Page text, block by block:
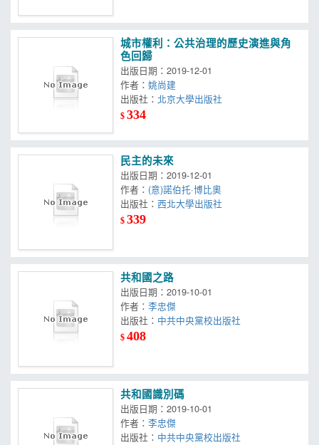
城市權利：公共治理的歷史演進與角
色回歸
出版日期：2019-12-01
作者：姚尚建
出版社：北京大學出版社
$334
民主的未來
出版日期：2019-12-01
作者： (意)諾伯托·博比奧
出版社：西北大學出版社
$339
共和國之路
出版日期：2019-10-01
作者：李忠傑
出版社： 中共中央黨校出版社
$408
共和國識別碼
出版日期：2019-10-01
作者：李忠傑
出版社： 中共中央黨校出版社